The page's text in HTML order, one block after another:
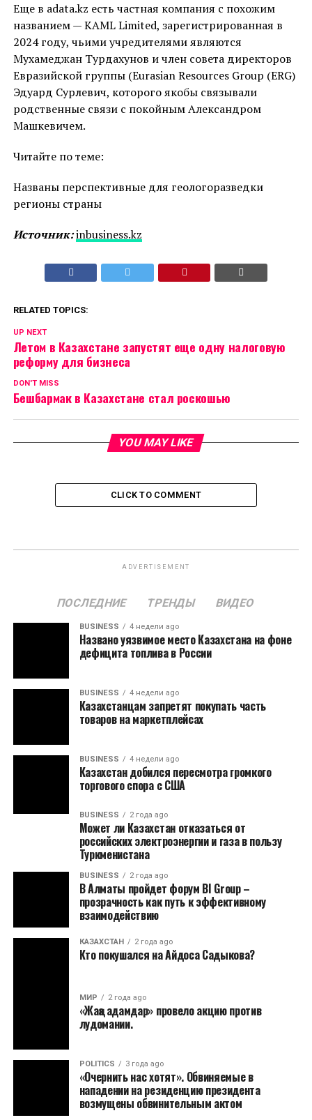
Еще в adata.kz есть частная компания с похожим
названием — KAML Limited, зарегистрированная в
2024 году, чьими учредителями являются
Мухамеджан Турдахунов и член совета директоров
Евразийской группы (Eurasian Resources Group (ERG)
Эдуард Сурлевич, которого якобы связывали
родственные связи с покойным Александром
Машкевичем.
Читайте по теме:
Названы перспективные для геологоразведки
регионы страны
Источник:inbusiness.kz
RELATED TOPICS:
UP NEXT
Летом в Казахстане запустят еще одну налоговую
реформу для бизнеса
DON'T MISS
Бешбармак в Казахстане стал роскошью
YOU MAY LIKE
CLICK TO COMMENT
ADVERTISEMENT
ПОСЛЕДНИЕ ТРЕНДЫ ВИДЕО
BUSINESS 4 недели ago
Названо уязвимое место Казахстана на фоне
дефицита топлива в России
BUSINESS 4 недели ago
Казахстанцам запретят покупать часть
товаров на маркетплейсах
BUSINESS 4 недели ago
Казахстан добился пересмотра громкого
торгового спора с США
BUSINESS 2 года ago
Может ли Казахстан отказаться от
российских электроэнергии и газа в пользу
Туркменистана
BUSINESS 2 года ago
В Алматы пройдет форум BI Group –
прозрачность как путь к эффективному
взаимодействию
КАЗАХСТАН 2 года ago
Кто покушался на Айдоса Садыкова?
МИР 2 года ago
«Жаңа адамдар» провело акцию против
лудомании.
POLITICS 3 года ago
«Очернить нас хотят». Обвиняемые в
нападении на резиденцию президента
возмущены обвинительным актом